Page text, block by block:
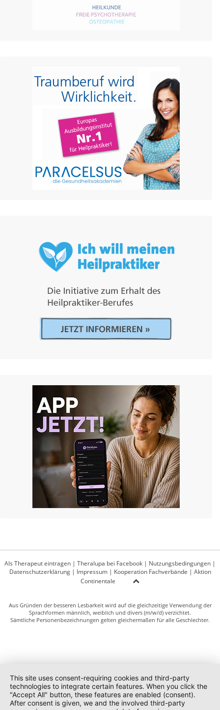
Als Therapeut eintragen | Theralupa bei Facebook | Nutzungsbedingungen |
Datenschutzerklärung| Impressum| Kooperation Fachverbände | Aktion
Continentale
Aus Gründen der besseren Lesbarkeit wird auf die gleichzeitige Verwendung der
Sprachformen männlich, weiblich und divers (m/w/d) verzichtet.
Sämtliche Personenbezeichnungen gelten gleichermaßen für alle Geschlechter.
This site uses consent-requiring cookies and third-party
technologies to integrate certain features. When you click the
"Accept All" button, these features are enabled (consent).
After consent is given, we and the involved third-party